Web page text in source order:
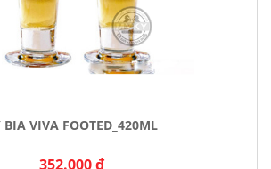
BIA VIVA FOOTED_420ML
352.000 đ